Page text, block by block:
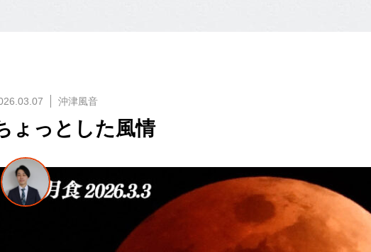
沖津風音
ょっとした風情